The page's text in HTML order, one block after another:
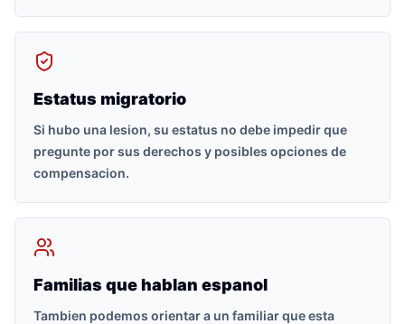
Estatus migratorio
Si hubo una lesion, su estatus no debe impedir que
pregunte por sus derechos y posibles opciones de
compensacion.
Familias que hablan espanol
Tambien podemos orientar a un familiar que esta